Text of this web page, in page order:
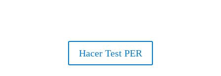
Hacer Test PER